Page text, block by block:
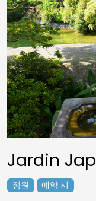
Jardin
정원 예약 시